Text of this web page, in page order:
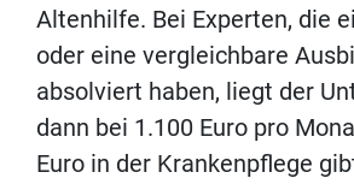
Altenhilfe. Bei Experten, die
oder eine vergleichbare
absolviert haben, liegt der
dann bei 1.100 Euro pro
Euro in der Krankenpflege